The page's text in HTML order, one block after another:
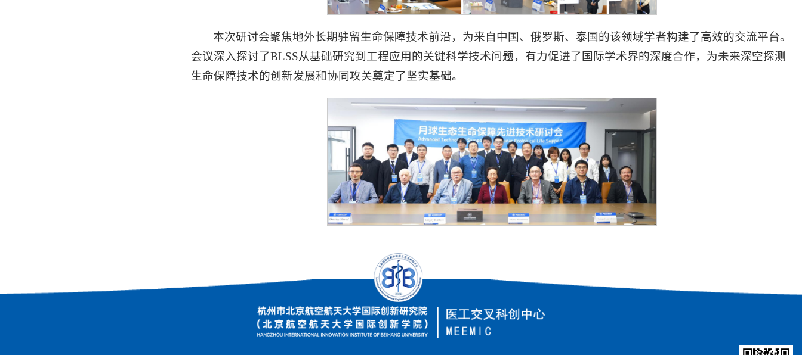
本次研讨会聚焦地外长期驻留生命保障技术前沿，为来自中国、俄罗斯、泰国的该领域学者构建了高效的交流平台。
会议深入探讨了BLSS从基础研究到工程应用的关键科学技术问题，有力促进了国际学术界的深度合作，为未来深空探测
生命保障技术的创新发展和协同攻关奠定了坚实基础。